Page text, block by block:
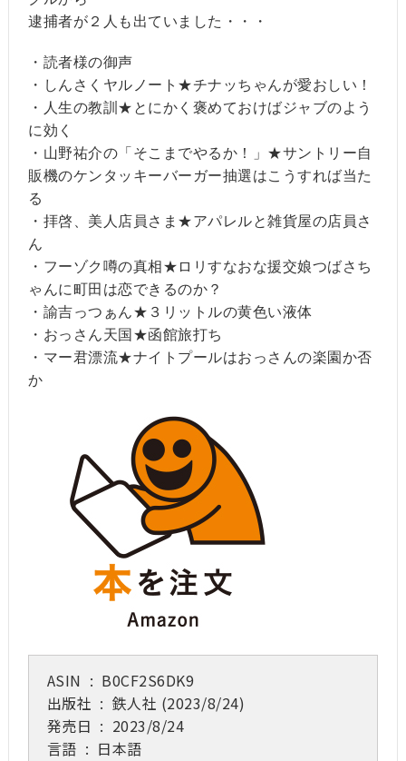
逮捕者が２人も出ていました・・・
・読者様の御声
・しんさくヤルノート★チナッちゃんが愛おしい！
・人生の教訓★とにかく褒めておけばジャブのよう
に効く
・山野祐介の「そこまでやるか！」★サントリー自
販機のケンタッキーバーガー抽選はこうすれば当た
る
・拝啓、美人店員さま★アパレルと雑貨屋の店員さ
ん
・フーゾク噂の真相★ロリすなおな援交娘つばさち
ゃんに町田は恋できるのか？
・諭吉っつぁん★３リットルの黄色い液体
・おっさん天国★函館旅打ち
・マー君漂流★ナイトプールはおっさんの楽園か否
か
ASIN ‏ : ‎ B0CF2S6DK9
出版社 ‏ : ‎ 鉄人社 (2023/8/24)
発売日 ‏ : ‎ 2023/8/24
言語 ‏ : ‎ 日本語